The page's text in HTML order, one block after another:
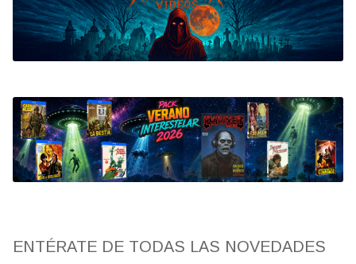
Bluray
Clasificada S
artwork
fantaterror
Jesús Franco
ENTÉRATE DE TODAS LAS NOVEDADES